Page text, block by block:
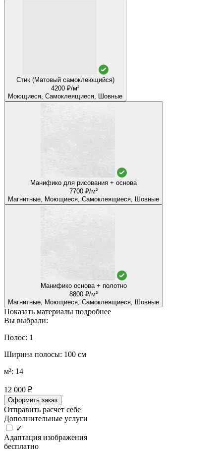
Стик (Матовый самоклеющийся)
4200 ₽/м²
Моющиеся, Самоклеящиеся, Шовные
Манифико для рисования + основа
7700 ₽/м²
Магнитные, Моющиеся, Самоклеящиеся, Шовные
Манифико основа + полотно
8800 ₽/м²
Магнитные, Моющиеся, Самоклеящиеся, Шовные
Показать материалы подробнее
Вы выбрали:
Полос: 1
Ширина полосы: 100 см
м²: 14
12 000 ₽
Оформить заказ
Отправить расчет себе
Дополнительные услуги
✓
Адаптация изображения
бесплатно